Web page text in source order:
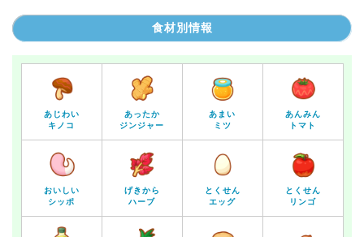
食材別情報
あじわい
キノコ
あったか
ジンジャー
あまい
ミツ
あんみん
トマト
おいしい
シッポ
げきから
ハーブ
とくせん
エッグ
とくせん
リンゴ